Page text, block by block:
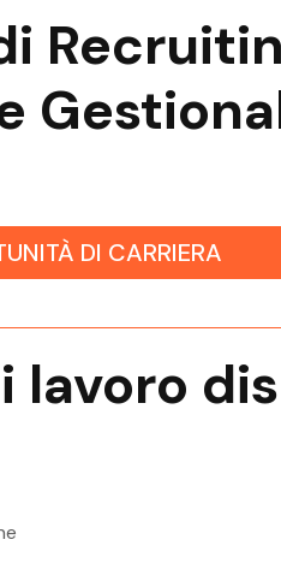
DI CARRIERA
lavoro